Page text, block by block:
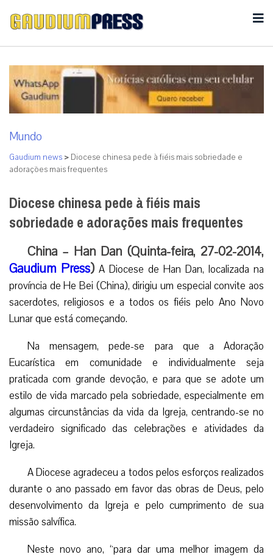
Mundo
Gaudium news > Diocese chinesa pede à fiéis mais sobriedade e
adorações mais frequentes
Diocese chinesa pede à fiéis mais
sobriedade e adorações mais frequentes
China – Han Dan (Quinta-feira, 27-02-2014,
Gaudium Press) A Diocese de Han Dan, localizada na
província de He Bei (China), dirigiu um especial convite aos
sacerdotes, religiosos e a todos os fiéis pelo Ano Novo
Lunar que está começando.
Na mensagem, pede-se para que a Adoração
Eucarística em comunidade e individualmente seja
praticada com grande devoção, e para que se adote um
estilo de vida marcado pela sobriedade, especialmente em
algumas circunstâncias da vida da Igreja, centrando-se no
verdadeiro significado das celebrações e atividades da
Igreja.
A Diocese agradeceu a todos pelos esforços realizados
durante o ano passado em favor das obras de Deus, pelo
desenvolvimento da Igreja e pelo cumprimento de sua
missão salvífica.
Neste novo ano, “para dar uma melhor imagem da